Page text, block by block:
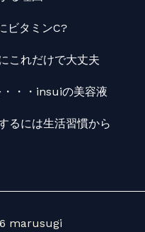
ビタミンC?
これだけで大丈夫
・・insuiの美容液
るには生活習慣から
marusugi